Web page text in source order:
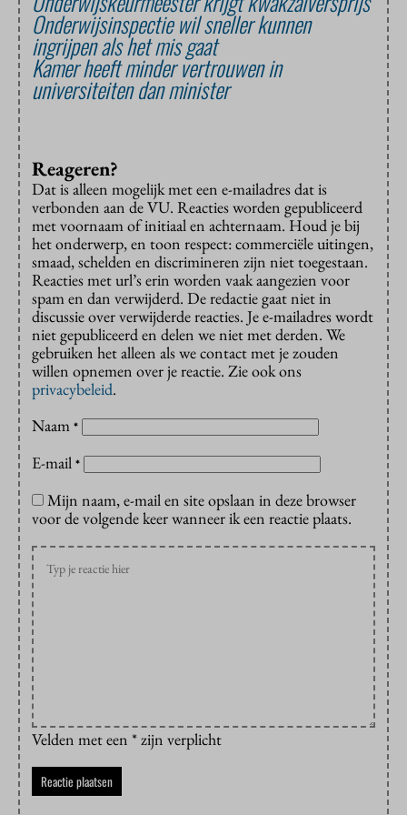
Onderwijsinspectie wil sneller kunnen
ingrijpen als het mis gaat
Kamer heeft minder vertrouwen in
universiteiten dan minister
Reageren?
Dat is alleen mogelijk met een e-mailadres dat is
verbonden aan de VU. Reacties worden gepubliceerd
met voornaam of initiaal en achternaam. Houd je bij
het onderwerp, en toon respect: commerciële uitingen,
smaad, schelden en discrimineren zijn niet toegestaan.
Reacties met url’s erin worden vaak aangezien voor
spam en dan verwijderd. De redactie gaat niet in
discussie over verwijderde reacties. Je e-mailadres wordt
niet gepubliceerd en delen we niet met derden. We
gebruiken het alleen als we contact met je zouden
willen opnemen over je reactie. Zie ook ons
privacybeleid.
Naam *
E-mail *
Mijn naam, e-mail en site opslaan in deze browser
voor de volgende keer wanneer ik een reactie plaats.
Velden met een * zijn verplicht